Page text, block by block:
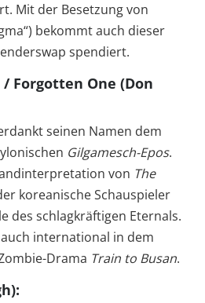
Mit der Besetzung von
bekommt auch dieser
spendiert.
Forgotten One (Don
seinen Namen dem
Gilgamesch-Epos.
von The
koreanische Schauspieler
des schlagkräftigen Eternals.
international in dem
Drama Train to Busan.
: